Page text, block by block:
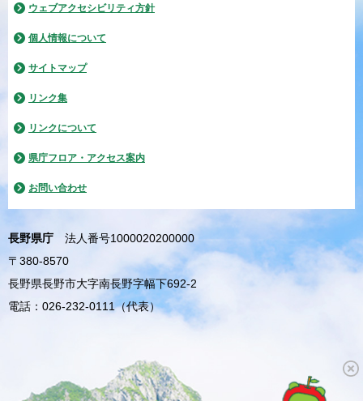
ウェブアクセシビリティ方針
個人情報について
サイトマップ
リンク集
リンクについて
県庁フロア・アクセス案内
お問い合わせ
長野県庁
法人番号1000020200000
〒380-8570
長野県長野市大字南長野字幅下692-2
電話：026-232-0111（代表）